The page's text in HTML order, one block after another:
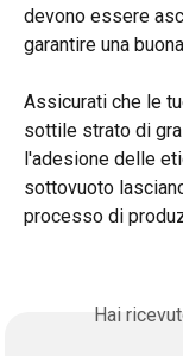
devono essere
garantire una
Assicurati che le
sottile strato di
l'adesione delle
sottovuoto
processo di
Hai